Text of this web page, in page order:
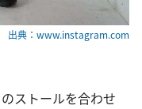
出典：www.instagram.com
ストールを合わせ